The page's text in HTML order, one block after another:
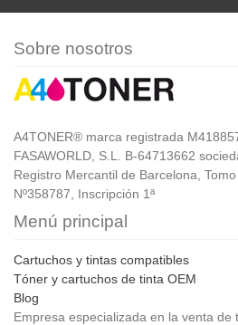
Sobre nosotros
A4TONER® marca registrada
FASAWORLD, S.L. B-64713662
Registro Mercantil de Barcelona,
Nº358787, Inscripción 1ª
Menú principal
Cartuchos y tintas compatibles
Tóner y cartuchos de tinta OEM
Blog
Empresa especializada en la venta